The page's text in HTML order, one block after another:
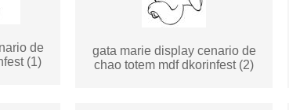
de
(1)
gata marie display cenario de
chao totem mdf dkorinfest (2)